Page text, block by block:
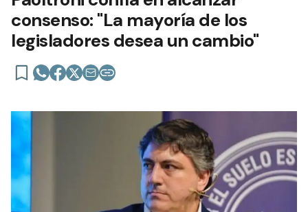
consenso: "La mayoría de los
legisladores desea un cambio"